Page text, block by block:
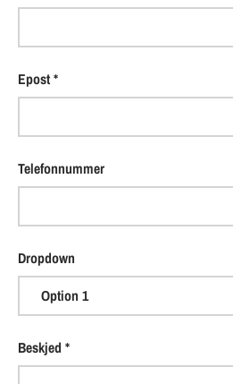
Epost
Telefonnummer
Dropdown
Beskjed